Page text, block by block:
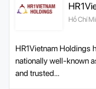
Hồ Chí
HR1Vietnam Holdings
nationally well-known
and trusted...